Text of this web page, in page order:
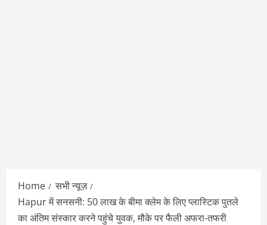
Home
सभी न्यूज़
Hapur में सनसनी: 50 लाख के बीमा क्लेम के लिए प्लास्टिक पुतले
का अंतिम संस्कार करने पहुंचे युवक, मौके पर फैली अफरा-तफरी